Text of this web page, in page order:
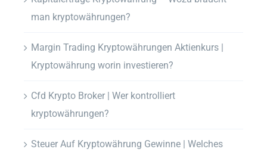
man kryptowährungen?
Margin Trading Kryptowährungen Aktienkurs |
Kryptowährung worin investieren?
Cfd Krypto Broker | Wer kontrolliert
kryptowährungen?
Steuer Auf Kryptowährung Gewinne | Welches